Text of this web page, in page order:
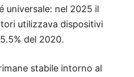
universale: nel 2025 il
utilizzava dispositivi
del 2020.
stabile intorno al